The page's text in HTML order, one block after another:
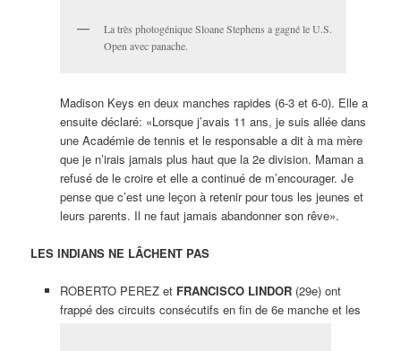
La très photogénique Sloane Stephens a gagné le U.S.
Open avec panache.
Madison Keys en deux manches rapides (6-3 et 6-0). Elle a
ensuite déclaré: «Lorsque j’avais 11 ans, je suis allée dans
une Académie de tennis et le responsable a dit à ma mère
que je n’irais jamais plus haut que la 2e division. Maman a
refusé de le croire et elle a continué de m’encourager. Je
pense que c’est une leçon à retenir pour tous les jeunes et
leurs parents. Il ne faut jamais abandonner son rêve».
LES INDIANS NE LÂCHENT PAS
ROBERTO PEREZ et FRANCISCO LINDOR(29e) ont
frappé des circuits consécutifs en fin de 6e manche et les